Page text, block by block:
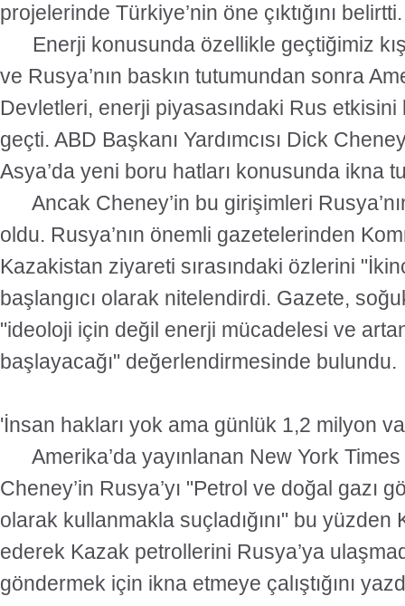
projelerinde Türkiye’nin öne çıktığını belirtti.
Enerji konusunda özellikle geçtiğimiz
ve Rusya’nın baskın tutumundan sonra
Devletleri, enerji piyasasındaki Rus etkisini
geçti. ABD Başkanı Yardımcısı Dick
Asya’da yeni boru hatları konusunda ikna
Ancak Cheney’in bu girişimleri
oldu. Rusya’nın önemli gazetelerinden
Kazakistan ziyareti sırasındaki özlerini
başlangıcı olarak nitelendirdi. Gazete,
"ideoloji için değil enerji mücadelesi ve
başlayacağı" değerlendirmesinde bulundu.
'İnsan hakları yok ama günlük 1,2 milyon
Amerika’da yayınlanan New York
Cheney’in Rusya’yı "Petrol ve doğal gazı
olarak kullanmakla suçladığını" bu yüzden
ederek Kazak petrollerini Rusya’ya
göndermek için ikna etmeye çalıştığını